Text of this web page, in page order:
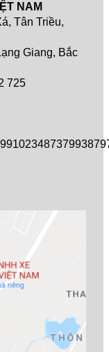
NAM
Tân Triều,
Giang, Bắc
725